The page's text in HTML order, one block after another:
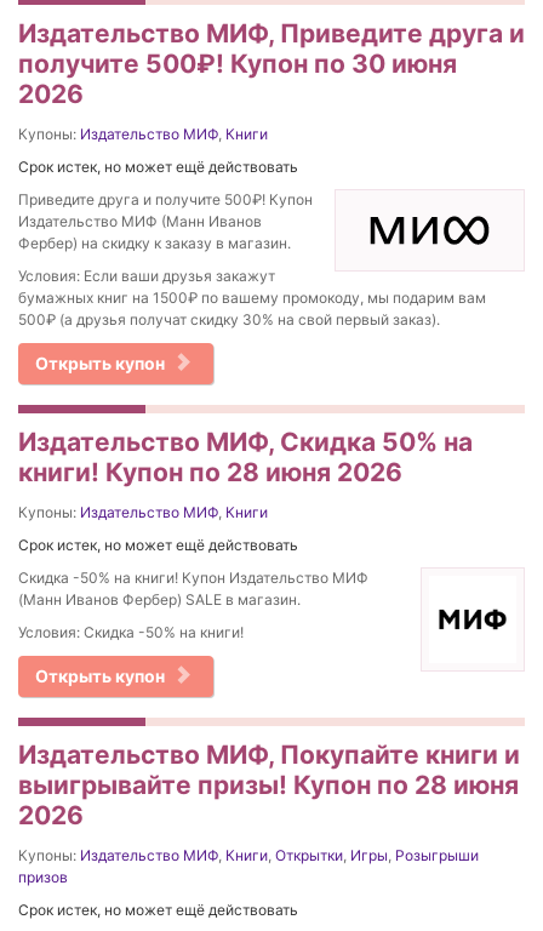
Издательство МИФ, Приведите друга и
получите 500₽! Купон по 30 июня
2026
Купоны: Издательство МИФ Книги
Срок истек, но может ещё действовать
Приведите друга и получите 500₽! Купон
Издательство МИФ (Манн Иванов
Фербер) на скидку к заказу в магазин.
Условия: Если ваши друзья закажут
бумажных книг на 1500₽ по вашему промокоду, мы подарим вам
500₽ (а друзья получат скидку 30% на свой первый заказ).
Открыть купон
Издательство МИФ, Скидка 50% на
книги! Купон по 28 июня 2026
Купоны: Издательство МИФ Книги
Срок истек, но может ещё действовать
Скидка -50% на книги! Купон Издательство МИФ
(Манн Иванов Фербер) SALE в магазин.
Условия: Скидка -50% на книги!
Открыть купон
Издательство МИФ, Покупайте книги и
выигрывайте призы! Купон по 28 июня
2026
Купоны: Издательство МИФ Книги Открытки Игры Розыгрыши
призов
Срок истек, но может ещё действовать